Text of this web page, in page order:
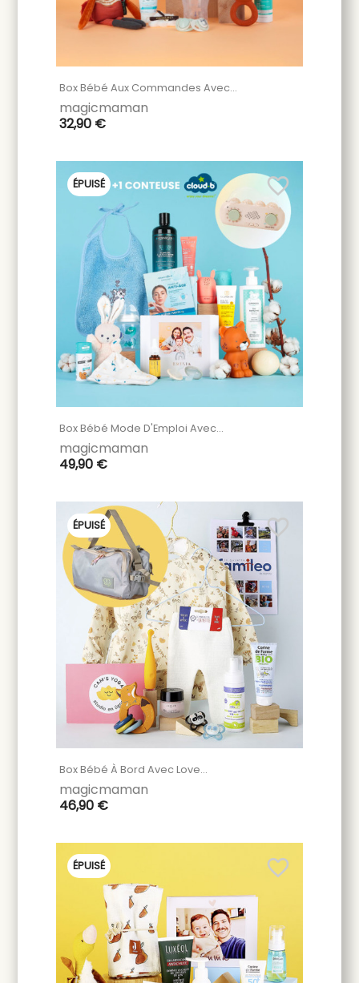
Box Bébé Aux Commandes Avec...
magicmaman
32,90 €
Box Bébé Mode D'Emploi Avec...
magicmaman
49,90 €
ÉPUISÉ favorite_border
Box Bébé À Bord Avec Love...
magicmaman
46,90 €
ÉPUISÉ favorite_border
ÉPUISÉ favorite_border